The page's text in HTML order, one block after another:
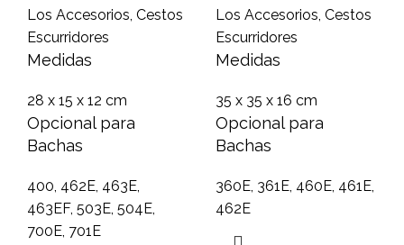
Los Accesorios, Cestos
Escurridores
Medidas
28 x 15 x 12 cm
Opcional para
Bachas
400, 462E, 463E,
463EF, 503E, 504E,
700E, 701E
Los Accesorios, Cestos
Escurridores
Medidas
35 x 35 x 16 cm
Opcional para
Bachas
360E, 361E, 460E, 461E,
462E